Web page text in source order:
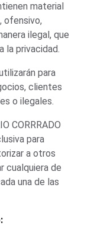
material
ofensivo,
ilegal, que
la privacidad.
para
clientes
o ilegales.
CORRRADO
para
a otros
cualquiera de
una de las